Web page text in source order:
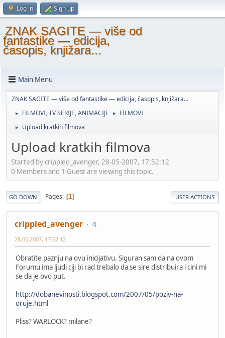
Log in Sign up
ZNAK SAGITE — više od
fantastike — edicija,
časopis, knjižara...
Main Menu
ZNAK SAGITE — više od fantastike — edicija, časopis, knjižara...
► FILMOVI, TV SERIJE, ANIMACIJE ► FILMOVI
► Upload kratkih filmova
Upload kratkih filmova
Started by crippled_avenger, 28-05-2007, 17:52:12
0 Members and 1 Guest are viewing this topic.
GO DOWN Pages 1 USER ACTIONS
crippled_avenger 4
28-05-2007, 17:52:12
Obratite paznju na ovu inicijativu. Siguran sam da na ovom
Forumu ima ljudi ciji bi rad trebalo da se sire distribuira i cini mi
se da je ovo put.
http://dobanevinosti.blogspot.com/2007/05/poziv-na-
oruje.html
Pliss? WARLOCK? milane?